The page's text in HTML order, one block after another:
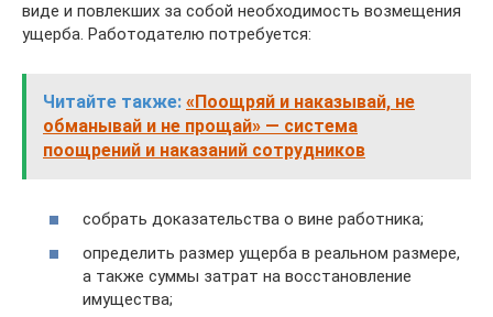
виде и повлекших за собой необходимость возмещения
ущерба. Работодателю потребуется:
Читайте также: «Поощряй и наказывай, не
обманывай и не прощай» — система
поощрений и наказаний сотрудников
собрать доказательства о вине работника;
определить размер ущерба в реальном размере,
а также суммы затрат на восстановление
имущества;